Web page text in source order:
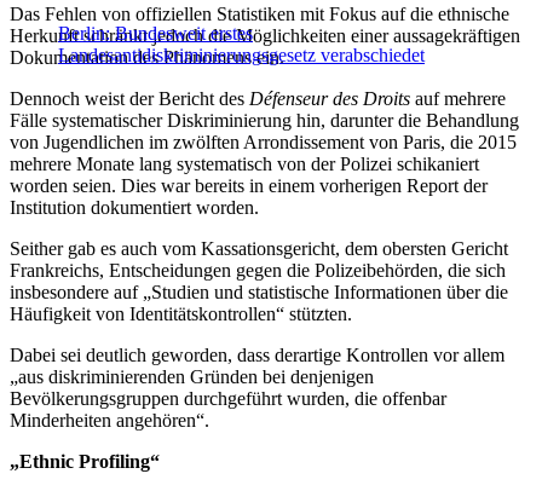
Berlin: Bundesweit erstes
Landesantidiskriminierungsgesetz verabschiedet
Das Fehlen von offiziellen Statistiken mit Fokus auf die ethnische
Herkunft schränkt jedoch die Möglichkeiten einer aussagekräftigen
Dokumentation des Phänomens ein.
Dennoch weist der Bericht des Défenseur des Droits auf mehrere
Fälle systematischer Diskriminierung hin, darunter die Behandlung
von Jugendlichen im zwölften Arrondissement von Paris, die 2015
mehrere Monate lang systematisch von der Polizei schikaniert
worden seien. Dies war bereits in einem vorherigen Report der
Institution dokumentiert worden.
Seither gab es auch vom Kassationsgericht, dem obersten Gericht
Frankreichs, Entscheidungen gegen die Polizeibehörden, die sich
insbesondere auf „Studien und statistische Informationen über die
Häufigkeit von Identitätskontrollen“ stützten.
Dabei sei deutlich geworden, dass derartige Kontrollen vor allem
„aus diskriminierenden Gründen bei denjenigen
Bevölkerungsgruppen durchgeführt wurden, die offenbar
Minderheiten angehören“.
„Ethnic Profiling“